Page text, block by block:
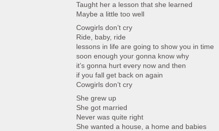
Taught her a lesson that she learned
Maybe a little too well
Cowgirls don’t cry
Ride, baby, ride
lessons in life are going to show you in time
soon enough your gonna know why
it’s gonna hurt every now and then
if you fall get back on again
Cowgirls don’t cry
She grew up
She got married
Never was quite right
She wanted a house, a home and babies